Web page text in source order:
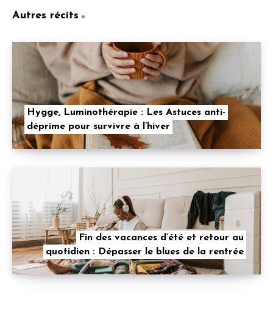
Autres récits
Hygge, Luminothérapie : Les Astuces anti-
déprime pour survivre à l’hiver
Fin des vacances d’été et retour au
quotidien : Dépasser le blues de la rentrée